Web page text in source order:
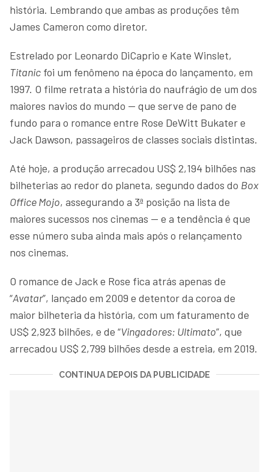
história. Lembrando que ambas as produções têm
James Cameron como diretor.
Estrelado por Leonardo DiCaprio e Kate Winslet,
Titanic foi um fenômeno na época do lançamento, em
1997. O filme retrata a história do naufrágio de um dos
maiores navios do mundo — que serve de pano de
fundo para o romance entre Rose DeWitt Bukater e
Jack Dawson, passageiros de classes sociais distintas.
Até hoje, a produção arrecadou US$ 2,194 bilhões nas
bilheterias ao redor do planeta, segundo dados do Box
Office Mojo, assegurando a 3ª posição na lista de
maiores sucessos nos cinemas — e a tendência é que
esse número suba ainda mais após o relançamento
nos cinemas.
O romance de Jack e Rose fica atrás apenas de
“Avatar”, lançado em 2009 e detentor da coroa de
maior bilheteria da história, com um faturamento de
US$ 2,923 bilhões, e de “Vingadores: Ultimato”, que
arrecadou US$ 2,799 bilhões desde a estreia, em 2019.
CONTINUA DEPOIS DA PUBLICIDADE